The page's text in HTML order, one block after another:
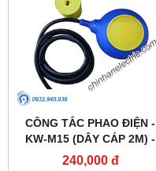
CÔNG TẮC PHAO ĐIỆN -
KW-M15 (DÂY CÁP 2M) -
KAWASAN
240,000 đ